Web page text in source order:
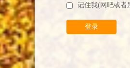
记住我(网吧或者
登录